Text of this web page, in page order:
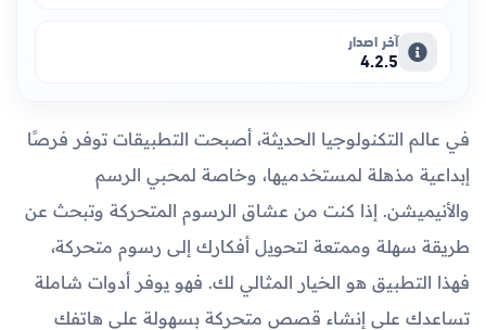
آخر اصدار
4.2.5
في عالم التكنولوجيا الحديثة، أصبحت التطبيقات توفر فرصًا
إبداعية مذهلة لمستخدميها، وخاصة لمحبي الرسم
والأنيميشن. إذا كنت من عشاق الرسوم المتحركة وتبحث عن
طريقة سهلة وممتعة لتحويل أفكارك إلى رسوم متحركة،
فهذا التطبيق هو الخيار المثالي لك. فهو يوفر أدوات شاملة
تساعدك على إنشاء قصص متحركة بسهولة على هاتفك